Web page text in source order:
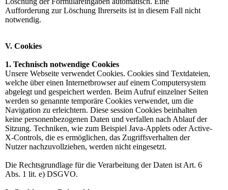
Aufforderung zur Löschung Ihrerseits ist in diesem Fall nicht
notwendig.
V. Cookies
1. Technisch notwendige Cookies
Unsere Webseite verwendet Cookies. Cookies sind Textdateien,
welche über einen Internetbrowser auf einem Computersystem
abgelegt und gespeichert werden. Beim Aufruf einzelner Seiten
werden so genannte temporäre Cookies verwendet, um die
Navigation zu erleichtern. Diese session Cookies beinhalten
keine personenbezogenen Daten und verfallen nach Ablauf der
Sitzung. Techniken, wie zum Beispiel Java-Applets oder Active-
X-Controls, die es ermöglichen, das Zugriffsverhalten der
Nutzer nachzuvollziehen, werden nicht eingesetzt.
Die Rechtsgrundlage für die Verarbeitung der Daten ist Art. 6
Abs. 1 lit. e) DSGVO.